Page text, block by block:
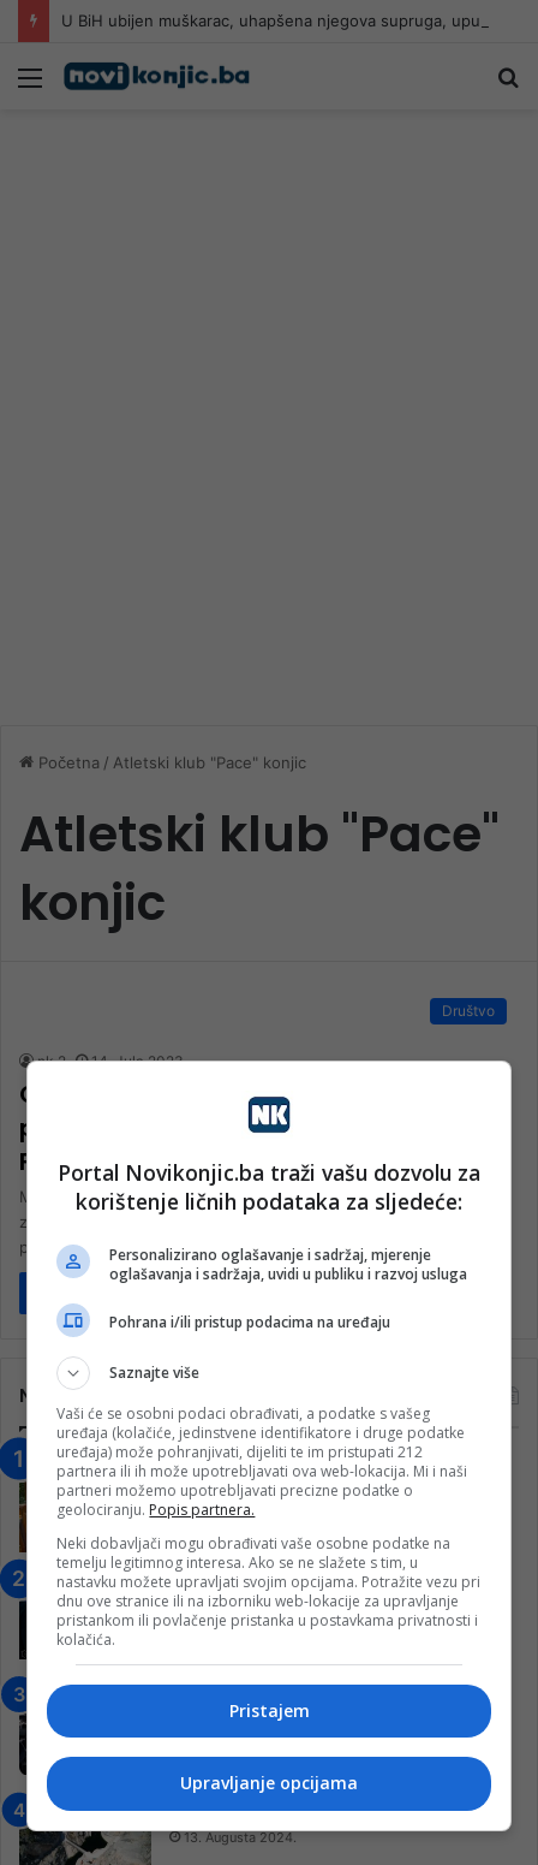
Meni
Početna / Atletski klub "Pace" konjic
Atletski klub "Pace"
konjic
Društvo
nk 2 14. Jula 2023.
Osmanu Ćatiću uručena zahvalnica za
podršku manifestacije Konjic Summer
Fest
Mahir Mujić, direktor @ak_pace i festivala @konjicsummerfest
zahvalio se Gradu Konjic i gradonačelniku Osmanu Ćatiću na
podršci u organizovanju ovogodišnje…
Najčitanije
“Obrazovanje gradi BiH-Jovan Divjak“
– Konjic je u posljednje 22 godine imao
25 ​​stipendista
15. Februara 2023.
Nogometaši Igmana iznenadili
Konjičanke cvijećem i besplatnim
ulazom na utakmicu
Pokrenuta kampanja za izgradnju
Neretva zavijena u crno
13. Augusta 2024.
Portal Novikonjic.ba traži vašu dozvolu za
korištenje ličnih podataka za sljedeće:
Personalizirano oglašavanje i sadržaj, mjerenje
oglašavanja i sadržaja, uvidi u publiku i razvoj usluga
Pohrana i/ili pristup podacima na uređaju
Saznajte više
Vaši će se osobni podaci obrađivati, a podatke s vašeg
uređaja (kolačiće, jedinstvene identifikatore i druge podatke
uređaja) može pohranjivati, dijeliti te im pristupati 212
partnera ili ih može upotrebljavati ova web-lokacija. Mi i naši
partneri možemo upotrebljavati precizne podatke o
geolociranju. Popis partnera.
Neki dobavljači mogu obrađivati vaše osobne podatke na
temelju legitimnog interesa. Ako se ne slažete s tim, u
nastavku možete upravljati svojim opcijama. Potražite vezu pri
dnu ove stranice ili na izborniku web-lokacije za upravljanje
pristankom ili povlačenje pristanka u postavkama privatnosti i
kolačića.
Pristajem
Upravljanje opcijama